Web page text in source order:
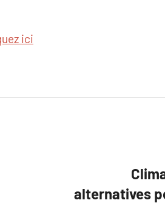
ici
alternatives